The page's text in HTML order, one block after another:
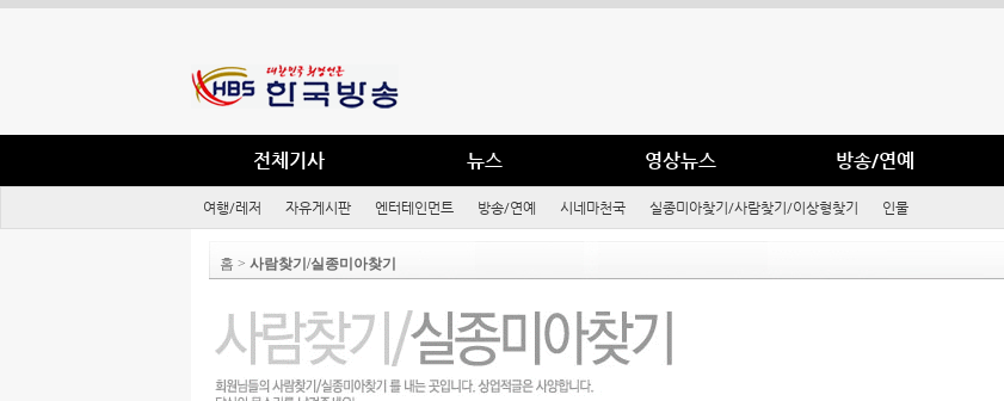
전체기사 뉴스 영상뉴스 방송/연예
여행/레저 자유게시판 엔터테인먼트 방송/연예 시네마천국 실종미아찾기/사람찾기/이상형찾기 인물
홈 > 사람찾기/실종미아찾기